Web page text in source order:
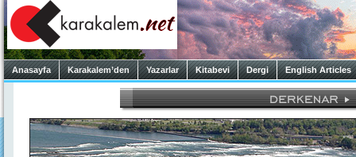
Anasayfa Karakalem’den Yazarlar Kitabevi Dergi English Articles